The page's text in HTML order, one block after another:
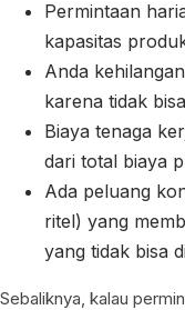
Permintaan
kapasitas
Anda
karena tidak
Biaya tenaga
dari total biaya
Ada peluang
ritel) yang
yang tidak bisa
Sebaliknya, kalau